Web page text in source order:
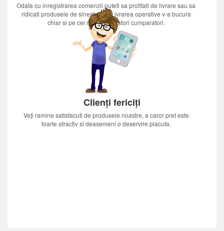
Odata cu inregistrarea comenzii puteti sa profitati de livrare sau sa
ridicati produsele de sinestatator.Livrarea operative v-a bucura
chiar si pe cei mai nerabdatori cumparatori.
Clienți fericiți
Veți ramine satisfacuti de produsele noastre, a caror pret este
foarte atractiv si deasemeni o deservire placuta.